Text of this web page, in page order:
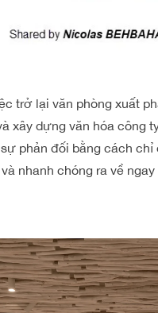
trở lại văn phòng xuất
dựng văn hóa công
phản đối bằng cách chỉ
nhanh chóng ra về ngay